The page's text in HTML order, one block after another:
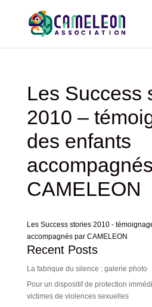
Les Success
2010 –
des enfants
CAMELEON
Les Success stories 2010 -
accompagnés par CAMELEON
Recent Posts
La fabrique du silence : galerie photo
Pour un dispositif de protection
victimes de violences sexuelles